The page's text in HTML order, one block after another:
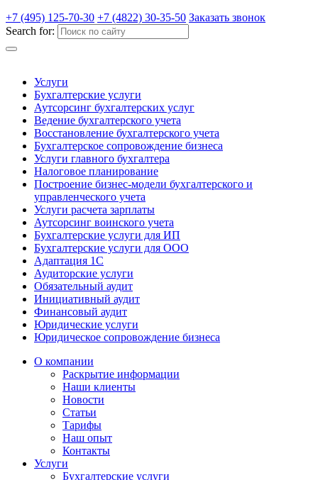
+7 (495) 125-70-30 +7 (4822) 30-35-50 Заказать звонок
Search for:
Услуги
Бухгалтерские услуги
Аутсорсинг бухгалтерских услуг
Ведение бухгалтерского учета
Восстановление бухгалтерского учета
Бухгалтерское сопровождение бизнеса
Услуги главного бухгалтера
Налоговое планирование
Построение бизнес-модели бухгалтерского и
управленческого учета
Услуги расчета зарплаты
Аутсорсинг воинского учета
Бухгалтерские услуги для ИП
Бухгалтерские услуги для ООО
Адаптация 1С
Аудиторские услуги
Обязательный аудит
Инициативный аудит
Финансовый аудит
Юридические услуги
Юридическое сопровождение бизнеса
О компании
Раскрытие информации
Наши клиенты
Новости
Статьи
Тарифы
Наш опыт
Контакты
Услуги
Бухгалтерские услуги